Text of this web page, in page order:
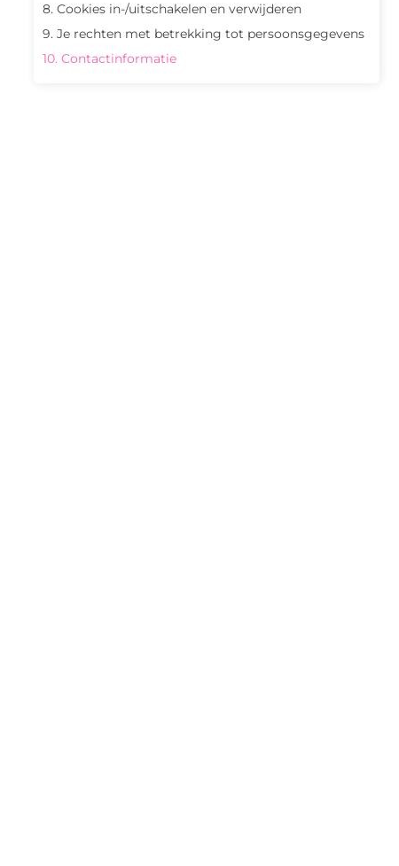
8. Cookies in-/uitschakelen en verwijderen
9. Je rechten met betrekking tot persoonsgegevens
10. Contactinformatie